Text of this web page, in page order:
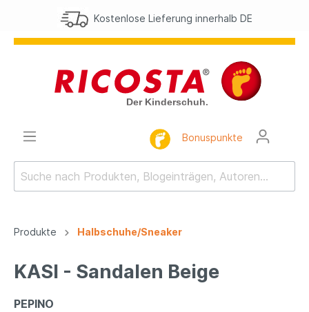
Kostenlose Lieferung innerhalb DE
Bonuspunkte
Produkte Halbschuhe/Sneaker
KASI - Sandalen Beige
PEPINO